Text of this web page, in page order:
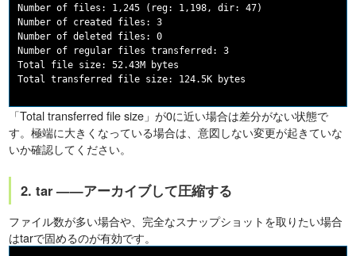
Number of files: 1,245 (reg: 1,198, dir: 47)
Number of created files: 3
Number of deleted files: 0
Number of regular files transferred: 3
Total file size: 52.43M bytes
「Total transferred file size」が0に近い場合は差分がない状態で
す。極端に大きくなっている場合は、意図しない変更が起きていな
いか確認してください。
2. tar ——アーカイブして圧縮する
ファイル数が多い場合や、完全なスナップショットを取りたい場合
はtarで固めるのが有効です。